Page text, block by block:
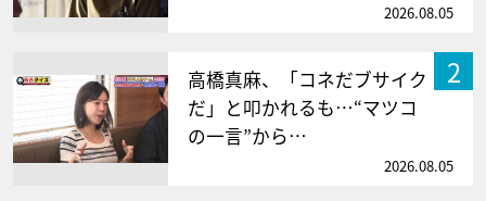
2026.08.05
2
高橋真麻、「コネだブサイク
だ」と叩かれるも…“マツコ
の一言”から…
2026.08.05